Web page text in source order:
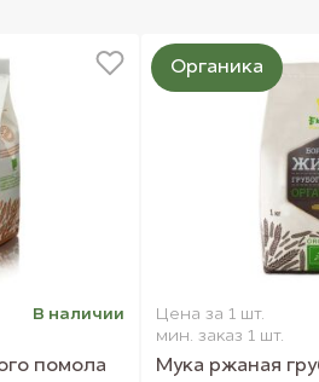
В наличии
помола
Цена за 1 шт.
мин. заказ 1 шт.
Мука ржаная
Органика